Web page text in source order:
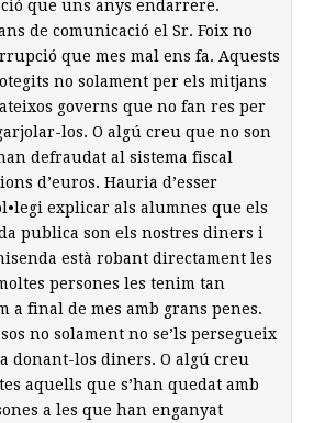
que uns anys endarrere.
de comunicació el Sr. Foix no
que mes mal ens fa. Aquests
no solament per els mitjans
governs que no fan res per
los. O algú creu que no son
defraudat al sistema fiscal
d’euros. Hauria d’esser
explicar als alumnes que els
publica son els nostres diners i
està robant directament les
persones les tenim tan
a final de mes amb grans penes.
no solament no se’ls persegueix
donant-los diners. O algú creu
aquells que s’han quedat amb
a les que han enganyat